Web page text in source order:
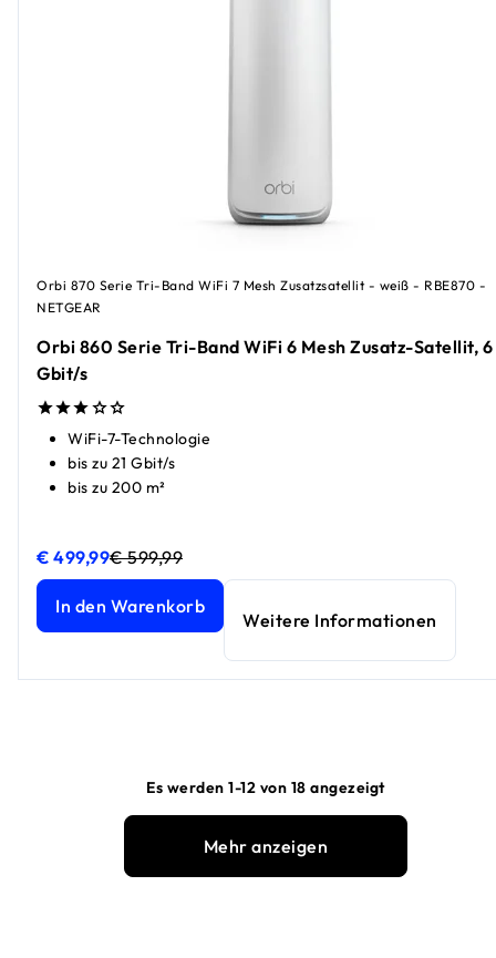
Orbi 870 Serie Tri-Band WiFi 7 Mesh Zusatzsatellit - weiß - RBE870 -
NETGEAR
Orbi 860 Serie Tri-Band WiFi 6 Mesh Zusatz-Satellit, 6
Gbit/s
WiFi-7-Technologie
bis zu 21 Gbit/s
bis zu 200 m²
€ 499,99
Orbi 860 Serie Tri-Band WiFi 6 Mesh Zusatz-Satellit, 6
€ 599,99
Orbi 860 Serie Tri-Band WiFi 6 Mesh Zusatz-Satellit, 6
In den Warenkorb
Weitere Informationen
Es werden 1-12 von 18 angezeigt
Mehr anzeigen